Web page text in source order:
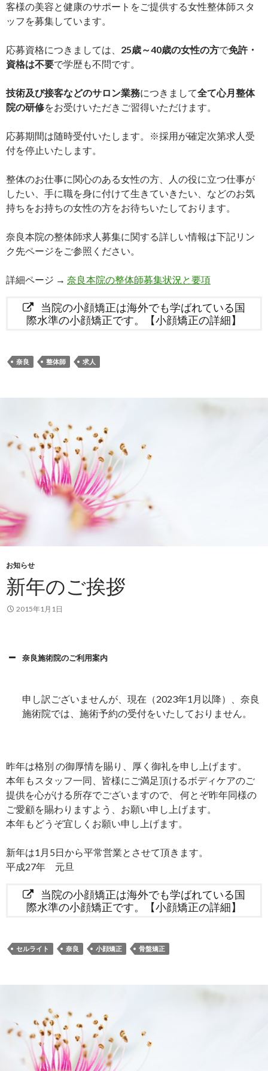
客様の美容と健康のサポートをご提供する女性整体師スタ
ッフを募集しています。
応募資格につきましては、 25歳～40歳の女性の方で免許・
資格は不要で学歴も不問です。
技術及び接客などのサロン業務につきまして全て心月整体
院の研修をお受けいただきご習得いただけます。
応募期間は随時受付いたします。※採用が確定次第求人受
付を停止いたします。
整体のお仕事に関心のある女性の方、人の役に立つ仕事が
したい、手に職を身に付けて生きていきたい、などのお気
持ちをお持ちの女性の方をお待ちいたしております。
奈良本院の整体師求人募集に関する詳しい情報は下記リン
ク先ページをご参照ください。
詳細ページ → 奈良本院の整体師募集状況と要項
当院の小顔矯正は海外でも学ばれている国
際水準の小顔矯正です。【小顔矯正の詳細】
奈良 整体師 求人
お知らせ
新年のご挨拶
2015年1月1日
奈良施術院のご利用案内
申し訳ございませんが、現在（2023年1月以降）、奈良
施術院では、施術予約の受付をいたしておりません。
昨年は格別 の御厚情を賜り、厚く御礼を申し上げます。
本年もスタッフ一同、皆様にご満足頂けるボディケアのご
提供を心がける所存でございますので、 何とぞ昨年同様の
ご愛顧を賜わりますよう、お願い申し上げます。
本年もどうぞ宜しくお願い申し上げます。
新年は1月5日から平常営業とさせて頂きます。
平成27年 元旦
当院の小顔矯正は海外でも学ばれている国
際水準の小顔矯正です。【小顔矯正の詳細】
セルライト 奈良 小顔矯正 骨盤矯正